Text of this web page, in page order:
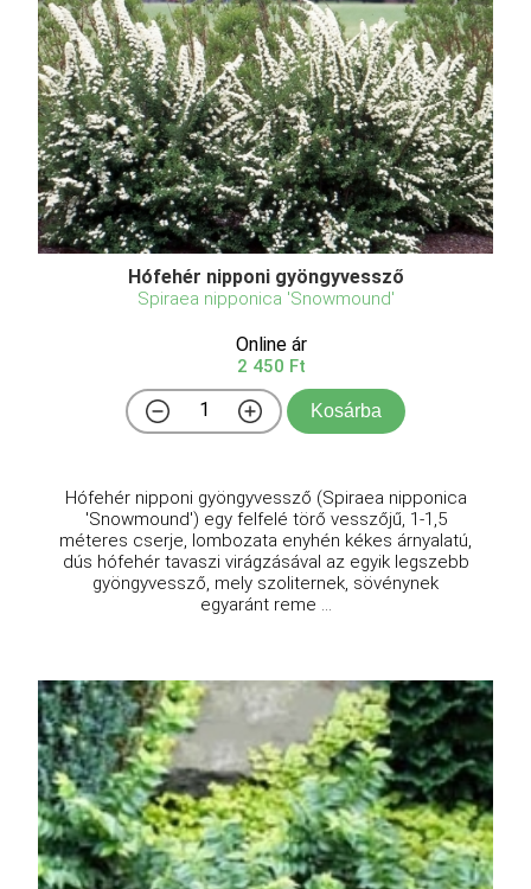
Hófehér nipponi gyöngyvessző
Spiraea nipponica 'Snowmound'
Online ár
2 450 Ft
Kosárba
Hófehér nipponi gyöngyvessző (Spiraea nipponica
'Snowmound') egy felfelé törő vesszőjű, 1-1,5
méteres cserje, lombozata enyhén kékes árnyalatú,
dús hófehér tavaszi virágzásával az egyik legszebb
gyöngyvessző, mely szoliternek, sövénynek
egyaránt reme ...